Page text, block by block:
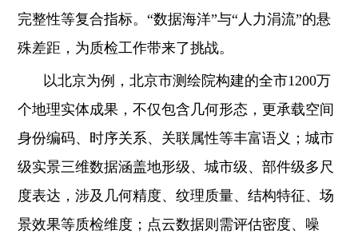
完整性等复合指标。“数据海洋”与“人力涓流”的悬
殊差距，为质检工作带来了挑战。
以北京为例，北京市测绘院构建的全市1200万
个地理实体成果，不仅包含几何形态，更承载空间
身份编码、时序关系、关联属性等丰富语义；城市
级实景三维数据涵盖地形级、城市级、部件级多尺
度表达，涉及几何精度、纹理质量、结构特征、场
景效果等质检维度；点云数据则需评估密度、噪